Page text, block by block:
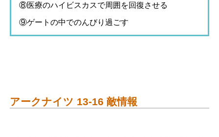
⑧医療のハイビスカスで周囲を回復させる
⑨ゲートの中でのんびり過ごす
アークナイツ 13-16 敵情報